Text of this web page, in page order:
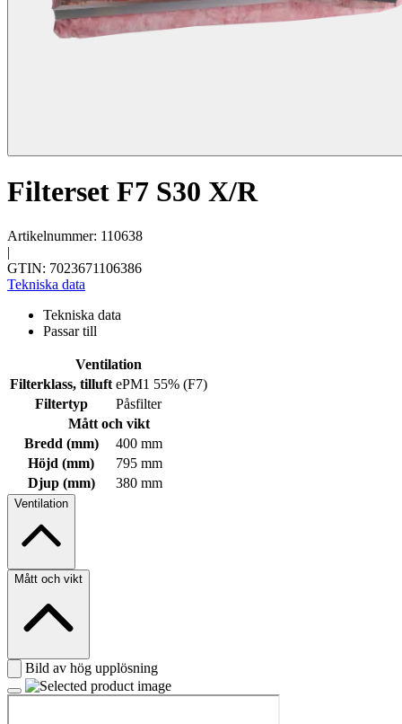
Filterset F7 S30 X/R
Artikelnummer: 110638
|
GTIN: 7023671106386
Tekniska data
Tekniska data
Passar till
Ventilation
Filterklass, tilluft ePM1 55% (F7)
Filtertyp
Påsfilter
Mått och vikt
Bredd (mm)
400 mm
Höjd (mm)
795 mm
Djup (mm)
380 mm
Ventilation
Mått och vikt
Bild av hög upplösning